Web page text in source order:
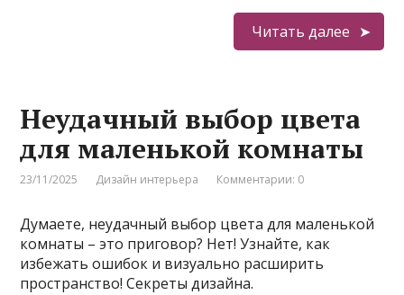
Читать далее
Неудачный выбор цвета
для маленькой комнаты
23/11/2025 Дизайн интерьера Комментарии: 0
Думаете, неудачный выбор цвета для маленькой
комнаты – это приговор? Нет! Узнайте, как
избежать ошибок и визуально расширить
пространство! Секреты дизайна.